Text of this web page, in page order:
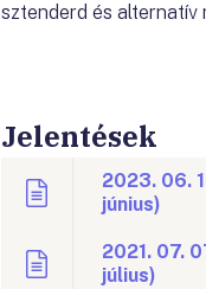
sztenderd és alternatív
Jelentések
2023. 06.
június)
2021. 07.
július)